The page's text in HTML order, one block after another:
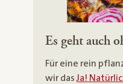
Es geht auch
Für eine rein
wir dasJa!